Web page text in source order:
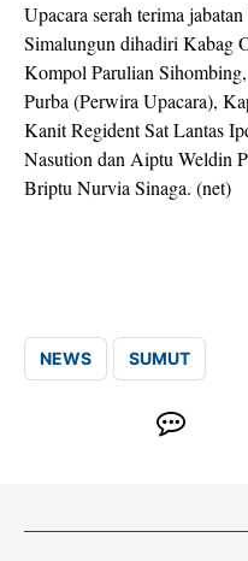
Upacara serah terima
Simalungun dihadiri Kabag
Kompol Parulian
Purba (Perwira Upacara),
Kanit Regident Sat Lantas
Nasution dan Aiptu Weldin
Briptu Nurvia Sinaga. (net)
NEWS SUMUT